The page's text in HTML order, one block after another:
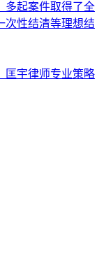
多起案件取得了全
次性结清等理想结